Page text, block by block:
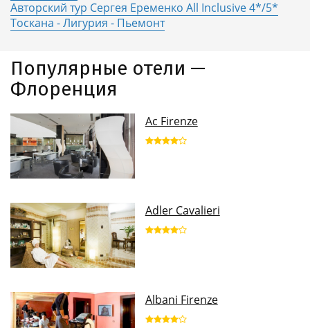
Авторский тур Сергея Еременко All Inclusive 4*/5*
Тоскана - Лигурия - Пьемонт
Популярные отели —
Флоренция
Ac Firenze
Adler Cavalieri
Albani Firenze